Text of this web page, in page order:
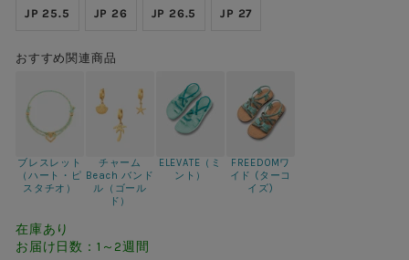
JP 25.5 JP 26 JP 26.5 JP 27
おすすめ関連商品
ブレスレット
（ハート・ピ
スタチオ）
チャーム
Beach バンド
ル（ゴール
ド）
ELEVATE（ミ
ント）
FREEDOMワ
イド (ターコ
イズ)
在庫あり
お届け日数：1～2週間